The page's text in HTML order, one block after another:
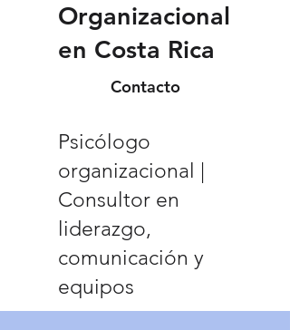
Organizacional
en Costa Rica
Contacto
Psicólogo
organizacional |
Consultor en
liderazgo,
comunicación y
equipos